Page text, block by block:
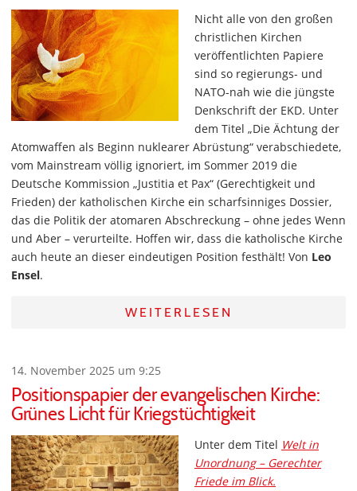
Nicht alle von den großen
christlichen Kirchen
veröffentlichten Papiere
sind so regierungs- und
NATO-nah wie die jüngste
Denkschrift der EKD. Unter
dem Titel „Die Ächtung der
Atomwaffen als Beginn nuklearer Abrüstung“ verabschiedete,
vom Mainstream völlig ignoriert, im Sommer 2019 die
Deutsche Kommission „Justitia et Pax“ (Gerechtigkeit und
Frieden) der katholischen Kirche ein scharfsinniges Dossier,
das die Politik der atomaren Abschreckung – ohne jedes Wenn
und Aber – verurteilte. Hoffen wir, dass die katholische Kirche
auch heute an dieser eindeutigen Position festhält! Von Leo
Ensel.
WEITERLESEN
14. November 2025 um 9:25
Positionspapier der evangelischen Kirche:
Grünes Licht für Kriegstüchtigkeit
Unter dem Titel Welt in
Unordnung – Gerechter
Friede im Blick.